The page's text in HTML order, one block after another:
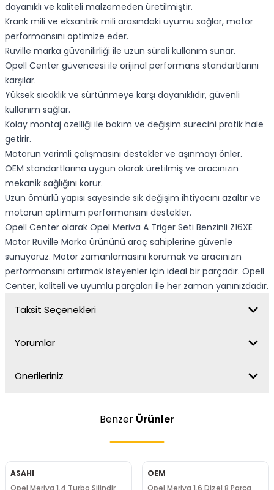
dayanıklı ve kaliteli malzemeden üretilmiştir.
Krank mili ve eksantrik mili arasındaki uyumu sağlar, motor
performansını optimize eder.
Ruville marka güvenilirliği ile uzun süreli kullanım sunar.
Opell Center güvencesi ile orijinal performans standartlarını
karşılar.
Yüksek sıcaklık ve sürtünmeye karşı dayanıklıdır, güvenli
kullanım sağlar.
Kolay montaj özelliği ile bakım ve değişim sürecini pratik hale
getirir.
Motorun verimli çalışmasını destekler ve aşınmayı önler.
OEM standartlarına uygun olarak üretilmiş ve aracınızın
mekanik sağlığını korur.
Uzun ömürlü yapısı sayesinde sık değişim ihtiyacını azaltır ve
motorun optimum performansını destekler.
Opell Center olarak Opel Meriva A Triger Seti Benzinli Z16XE
Motor Ruville Marka ürününü araç sahiplerine güvenle
sunuyoruz. Motor zamanlamasını korumak ve aracınızın
performansını artırmak isteyenler için ideal bir parçadır. Opell
Center, kaliteli ve uyumlu parçaları ile her zaman yanınızdadır.
Taksit Seçenekleri
Yorumlar
Önerileriniz
Benzer Ürünler
ASAHI
Opel Meriva 1.4 Turbo Silindir
OEM
Opel Meriva 1.6 Dizel 8 Parça